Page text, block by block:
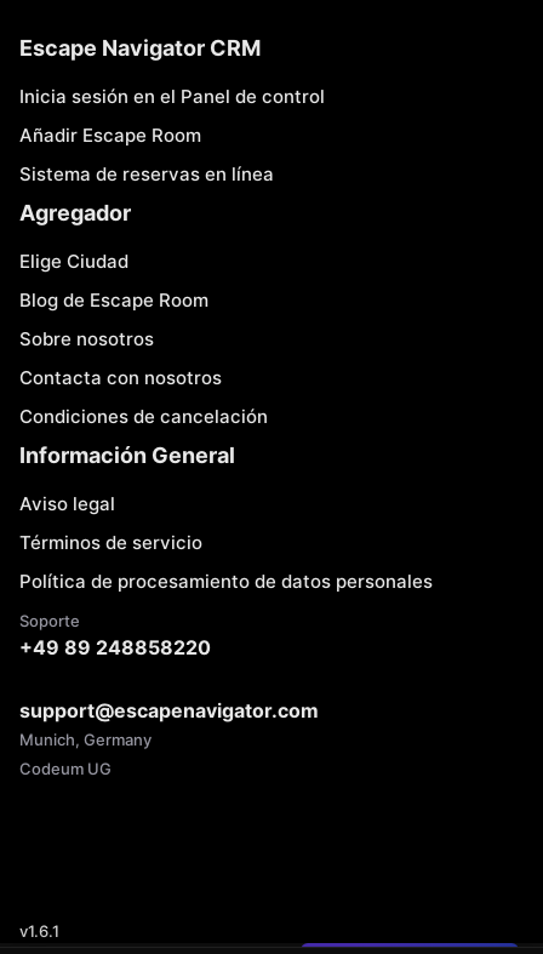
Escape Navigator CRM
Inicia sesión en el Panel de control
Añadir Escape Room
Sistema de reservas en línea
Agregador
Elige Ciudad
Blog de Escape Room
Sobre nosotros
Contacta con nosotros
Condiciones de cancelación
Información General
Aviso legal
Términos de servicio
Política de procesamiento de datos personales
Soporte
+49 89 248858220
support@escapenavigator.com
Munich, Germany
Codeum UG
v1.6.1